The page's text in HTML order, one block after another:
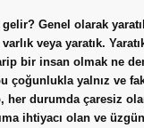
gelir? Genel olarak
veya yaratık.
bir insan olmak ne
çoğunlukla yalnız ve
her durumda çaresiz
ihtiyacı olan ve